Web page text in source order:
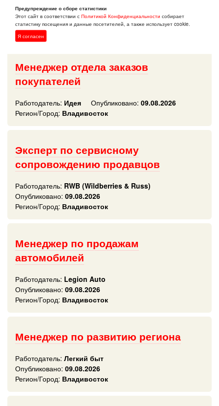
Работодатель:Актуаль Плюс
Опубликовано:09.08.2026
Регион/Город:
Владивосток
Менеджер отдела заказов
покупателей
Работодатель: Идея Опубликовано: 09.08.2026
Регион/Город: Владивосток
Эксперт по сервисному
сопровождению продавцов
Работодатель: RWB (Wildberries & Russ)
Опубликовано: 09.08.2026
Регион/Город: Владивосток
Менеджер по продажам
автомобилей
Работодатель: Legion Auto
Опубликовано: 09.08.2026
Регион/Город: Владивосток
Менеджер по развитию региона
Работодатель: Легкий быт
Опубликовано: 09.08.2026
Регион/Город: Владивосток
Предупреждение о сборе статистики
Этот сайт в соответствии сПолитикой Конфиденциальности собирает
статистику посещения и данные посетителей, а также использует cookie.
Я согласен